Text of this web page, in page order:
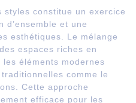
styles constitue un exercice
d’ensemble et une
esthétiques. Le mélange
espaces riches en
éléments modernes
comme le
Cette approche
efficace pour les